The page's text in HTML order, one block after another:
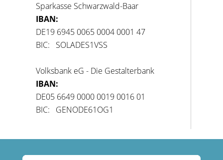
Sparkasse Schwarzwald-Baar
IBAN:
DE19 6945 0065 0004 0001 47
BIC: SOLADES1VSS
Volksbank eG - Die Gestalterbank
IBAN:
DE05 6649 0000 0019 0016 01
BIC: GENODE61OG1